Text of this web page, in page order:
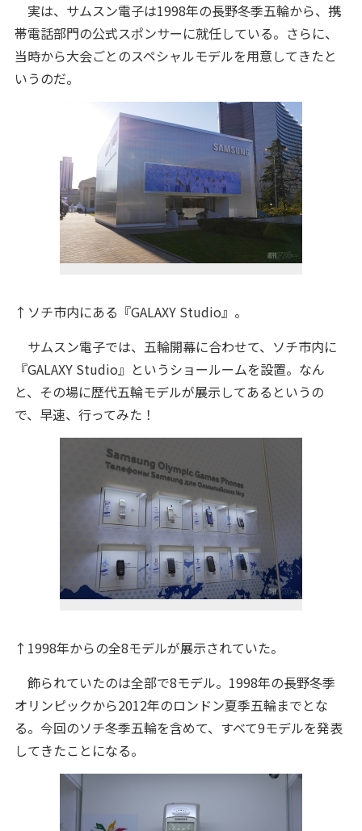
実は、サムスン電子は1998年の長野冬季五輪から、携
帯電話部門の公式スポンサーに就任している。さらに、
当時から大会ごとのスペシャルモデルを用意してきたと
いうのだ。
↑ソチ市内にある『GALAXY Studio』。
サムスン電子では、五輪開幕に合わせて、ソチ市内に
『GALAXY Studio』というショールームを設置。なん
と、その場に歴代五輪モデルが展示してあるというの
で、早速、行ってみた！
↑1998年からの全8モデルが展示されていた。
飾られていたのは全部で8モデル。1998年の長野冬季
オリンピックから2012年のロンドン夏季五輪までとな
る。今回のソチ冬季五輪を含めて、すべて9モデルを発表
してきたことになる。